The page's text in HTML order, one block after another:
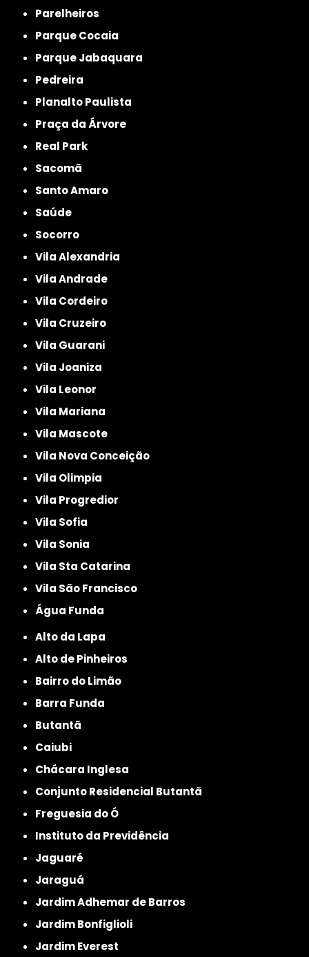
Parelheiros
Parque Cocaia
Parque Jabaquara
Pedreira
Planalto Paulista
Praça da Árvore
Real Park
Sacomã
Santo Amaro
Saúde
Socorro
Vila Alexandria
Vila Andrade
Vila Cordeiro
Vila Cruzeiro
Vila Guarani
Vila Joaniza
Vila Leonor
Vila Mariana
Vila Mascote
Vila Nova Conceição
Vila Olimpia
Vila Progredior
Vila Sofia
Vila Sonia
Vila Sta Catarina
Vila São Francisco
Água Funda
Alto da Lapa
Alto de Pinheiros
Bairro do Limão
Barra Funda
Butantã
Caiubi
Chácara Inglesa
Conjunto Residencial Butantã
Freguesia do Ó
Instituto da Previdência
Jaguaré
Jaraguá
Jardim Adhemar de Barros
Jardim Bonfiglioli
Jardim Everest